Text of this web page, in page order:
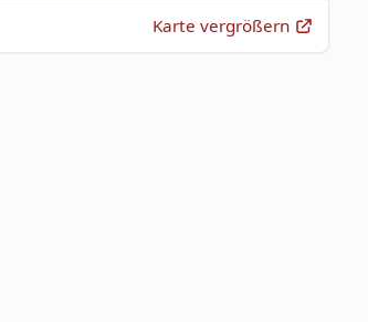
Karte vergrößern